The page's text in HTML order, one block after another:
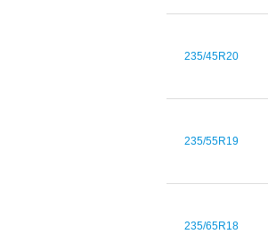
235/45R20
235/55R19
235/65R18